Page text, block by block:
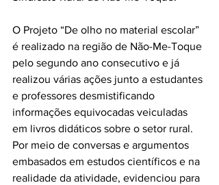
O Projeto “De olho no material escolar”
é realizado na região de Não-Me-Toque
pelo segundo ano consecutivo e já
realizou várias ações junto a estudantes
e professores desmistificando
informações equivocadas veiculadas
em livros didáticos sobre o setor rural.
Por meio de conversas e argumentos
embasados em estudos científicos e na
realidade da atividade, evidenciou para